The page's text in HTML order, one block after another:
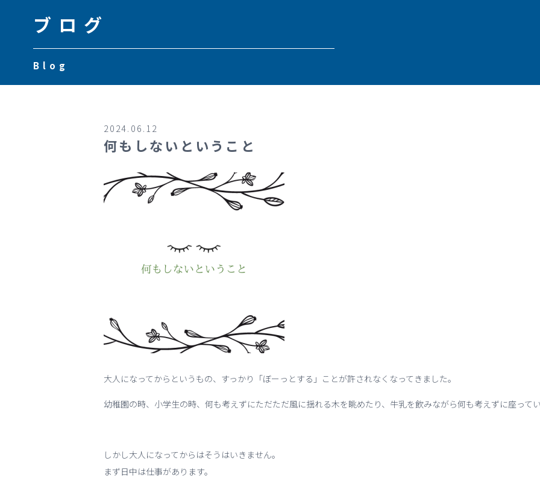
ブログ
Blog
2024.06.12
何もしないということ
大人になってからというもの、すっかり「ぼーっとする」ことが許されなくなってきました。
幼稚園の時、小学生の時、何も考えずにただただ風に揺れる木を眺めたり、牛乳を飲みながら何も考えずに座って
しかし大人になってからはそうはいきません。
まず日中は仕事があります。